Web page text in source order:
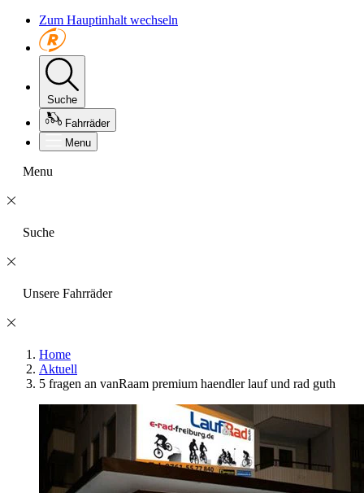
Zum Hauptinhalt wechseln
Suche
Fahrräder
Menu
Menu
Suche
Unsere Fahrräder
Home
Aktuell
5 fragen an vanRaam premium haendler lauf und rad guth